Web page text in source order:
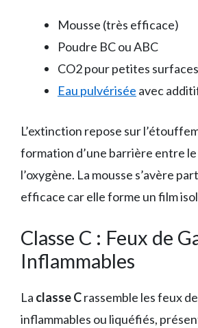
Mousse (très efficace)
Poudre BC ou ABC
CO2 pour petites surfaces
Eau pulvérisée avec
L’extinction repose sur
formation d’une barrière entre
l’oxygène. La mousse s’avère
efficace car elle forme un film
Classe C : Feux de
Inflammables
La classe Crassemble les feux
inflammables ou liquéfiés,